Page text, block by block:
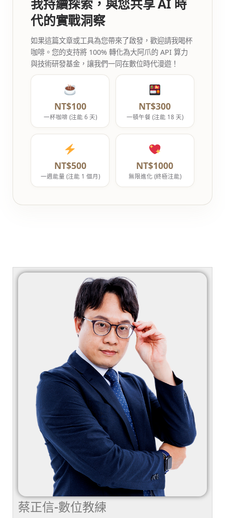
我持續探索，與您共享 AI 時
代的實戰洞察
如果這篇文章或工具為您帶來了啟發，歡迎請我喝杯
咖啡。您的支持將 100% 轉化為大阿爪的 API 算力
與技術研發基金，讓我們一同在數位時代漫遊！
NT$100
一杯咖啡 (注能 6 天)
NT$300
一頓午餐 (注能 18 天)
NT$500
一週能量 (注能 1 個月)
NT$1000
無限進化 (終極注能)
蔡正信-數位教練